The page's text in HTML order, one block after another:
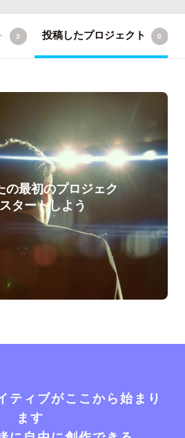
3 投稿したプロジェクト 0
の最初のプロジェク
タートしよう
ティブがここから始まり
ます